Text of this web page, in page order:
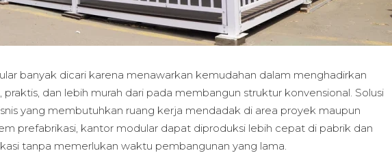
banyak dicari karena menawarkan kemudahan dalam menghadirkan
dan lebih murah dari pada membangun struktur konvensional. Solusi
yang membutuhkan ruang kerja mendadak di area proyek maupun
prefabrikasi, kantor modular dapat diproduksi lebih cepat di pabrik dan
tanpa memerlukan waktu pembangunan yang lama.